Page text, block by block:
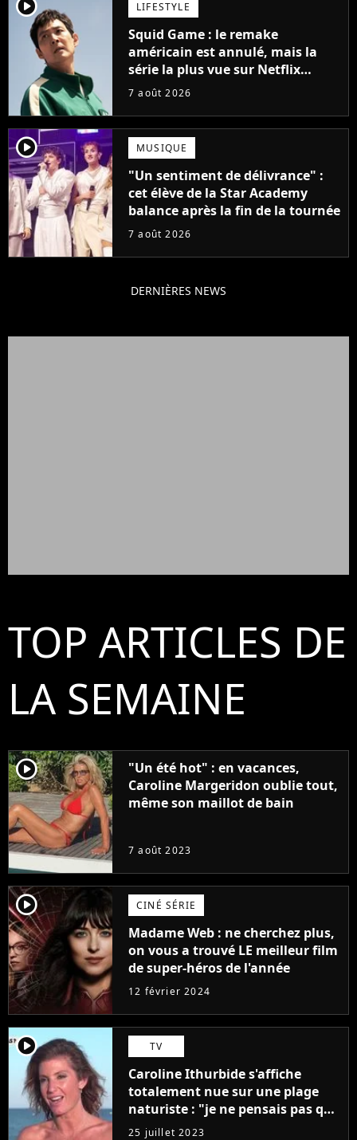
player2 LIFESTYLE
Squid Game : le remake
américain est annulé, mais la
série la plus vue sur Netflix
pourrait avoir une version
7 août 2026
player2 MUSIQUE
"Un sentiment de délivrance" :
cet élève de la Star Academy
balance après la fin de la tournée
7 août 2026
DERNIÈRES NEWS
TOP ARTICLES DE
LA SEMAINE
player2
"Un été hot" : en vacances,
Caroline Margeridon oublie tout,
même son maillot de bain
7 août 2023
player2 CINÉ SÉRIE
Madame Web : ne cherchez plus,
on vous a trouvé LE meilleur film
de super-héros de l'année
12 février 2024
player2 TV
Caroline Ithurbide s'affiche
totalement nue sur une plage
naturiste : "je ne pensais pas que
j'arriverais à le faire..."
25 juillet 2023